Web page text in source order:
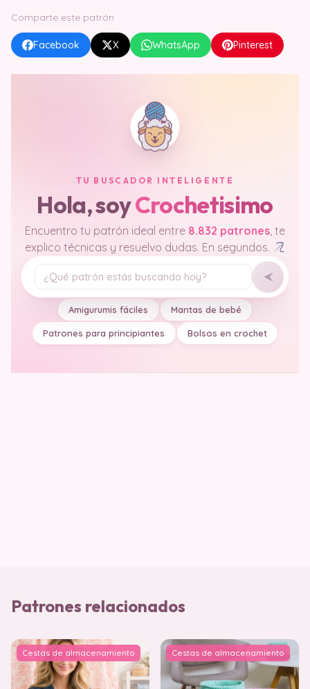
Comparte este patrón
Facebook X WhatsApp Pinterest
TU BUSCADOR INTELIGENTE
Hola, soyCrochetisimo
Encuentro tu patrón ideal entre 8.832 patrones, te
explico técnicas y resuelvo dudas. En segundos.
Tu pregunta
Amigurumis fáciles Mantas de bebé
Patrones para principiantes Bolsos en crochet
Patrones relacionados
Cestas de almacenamiento Cestas de almacenamiento